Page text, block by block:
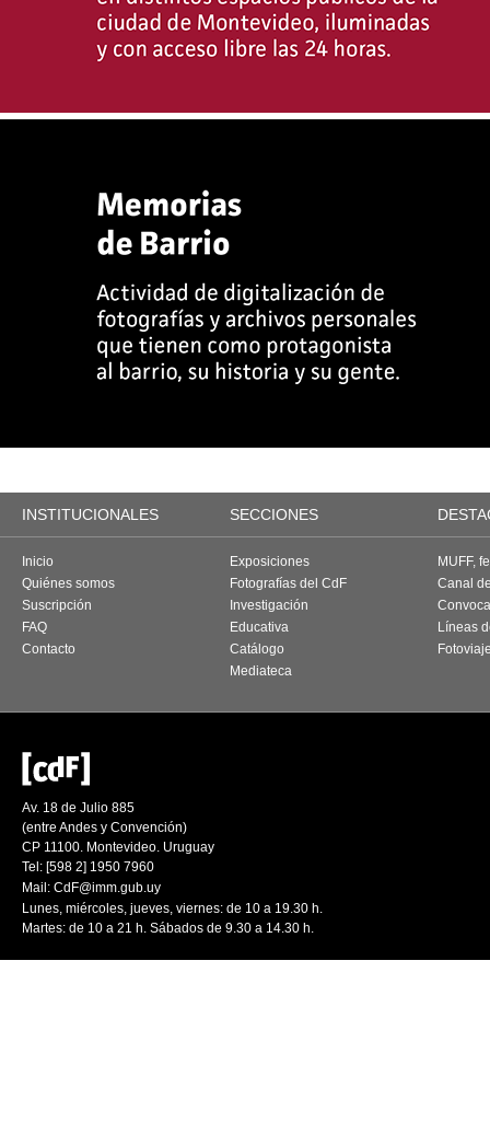
INSTITUCIONALES SECCIONES
Inicio
Quiénes somos
Suscripción
FAQ
Contacto
Exposiciones
Fotografías del CdF
Investigación
Educativa
Catálogo
Mediateca
MUFF,
Canal
Líneas
Av. 18 de Julio 885
(entre Andes y Convención)
CP 11100. Montevideo. Uruguay
Tel: [598 2] 1950 7960
Mail: CdF@imm.gub.uy
Lunes, miércoles, jueves, viernes: de 10 a 19.30 h.
Martes: de 10 a 21 h. Sábados de 9.30 a 14.30 h.